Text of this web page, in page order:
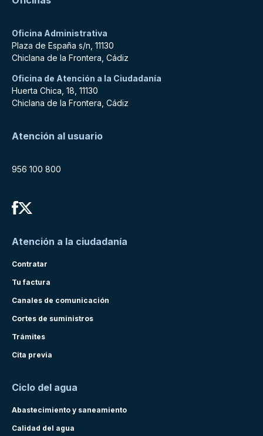
Oficina Administrativa
Plaza de España s/n, 11130
Chiclana de la Frontera, Cádiz
Oficina de Atención a la Ciudadanía
Huerta Chica, 18, 11130
Chiclana de la Frontera, Cádiz
Atención al usuario
956 100 800
Atención a la ciudadanía
Contratar
Tu factura
Canales de comunicación
Cortes de suministros
Trámites
Cita previa
Ciclo del agua
Abastecimiento y saneamiento
Calidad del agua